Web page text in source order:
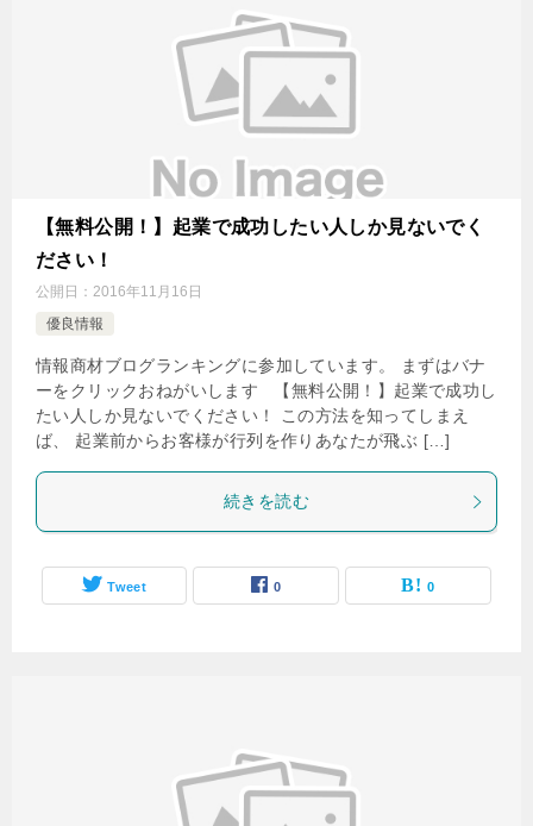
【無料公開！】起業で成功したい人しか見ないでく
ださい！
公開日： 2016年11月16日
優良情報
情報商材ブログランキングに参加しています。 まずはバナ
ーをクリックおねがいします 【無料公開！】起業で成功し
たい人しか見ないでください！ この方法を知ってしまえ
ば、 起業前からお客様が行列を作りあなたが飛ぶ […]
続きを読む
Tweet 0 0